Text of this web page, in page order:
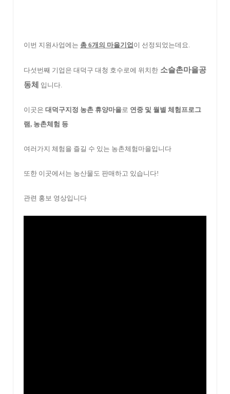
이번 지원사업에는 총 6개의 마을기업 이 선정되었는데요.
다섯번째 기업은 대덕구 대청 호수로에 위치한 소슬촌마을공
동체
입니다.
이곳은 대덕구지정 농촌 휴양마을로 연중 및 월별 체험프로그
램, 농촌체험 등
여러가지 체험을 즐길 수 있는 농촌체험마을입니다
또한 이곳에서는 농산물도 판매하고 있습니다!
관련 홍보 영상입니다